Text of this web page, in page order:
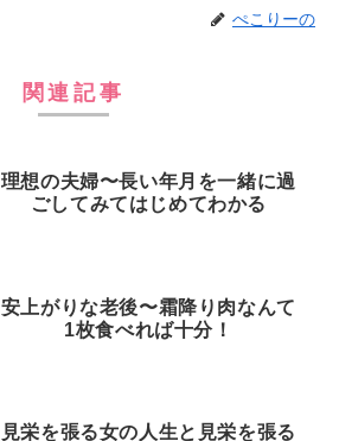
ぺこりーの
関連記事
理想の夫婦〜長い年月を一緒に過
ごしてみてはじめてわかる
安上がりな老後〜霜降り肉なんて
1枚食べれば十分！
見栄を張る女の人生と見栄を張る